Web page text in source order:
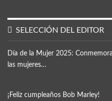
SELECCIÓN DEL EDITOR
Día de la Mujer 2025:
las mujeres…
¡Feliz cumpleaños Bob Marley!